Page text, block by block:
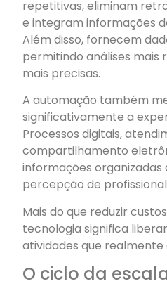
repetitivas, eliminam
e integram informações
Além disso, fornecem
permitindo análises mais
mais precisas.
A automação também
significativamente a
Processos digitais,
compartilhamento
informações organizadas
percepção de
Mais do que reduzir
tecnologia significa
atividades que realmente
O ciclo da